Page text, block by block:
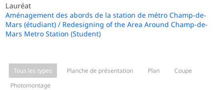
Lauréat
Aménagement des abords de la station de métro Champ-de-
Mars (étudiant) / Redesigning of the Area Around Champ-de-
Mars Metro Station (Student)
Tous les types Planche de présentation Plan
Coupe
Photomontage